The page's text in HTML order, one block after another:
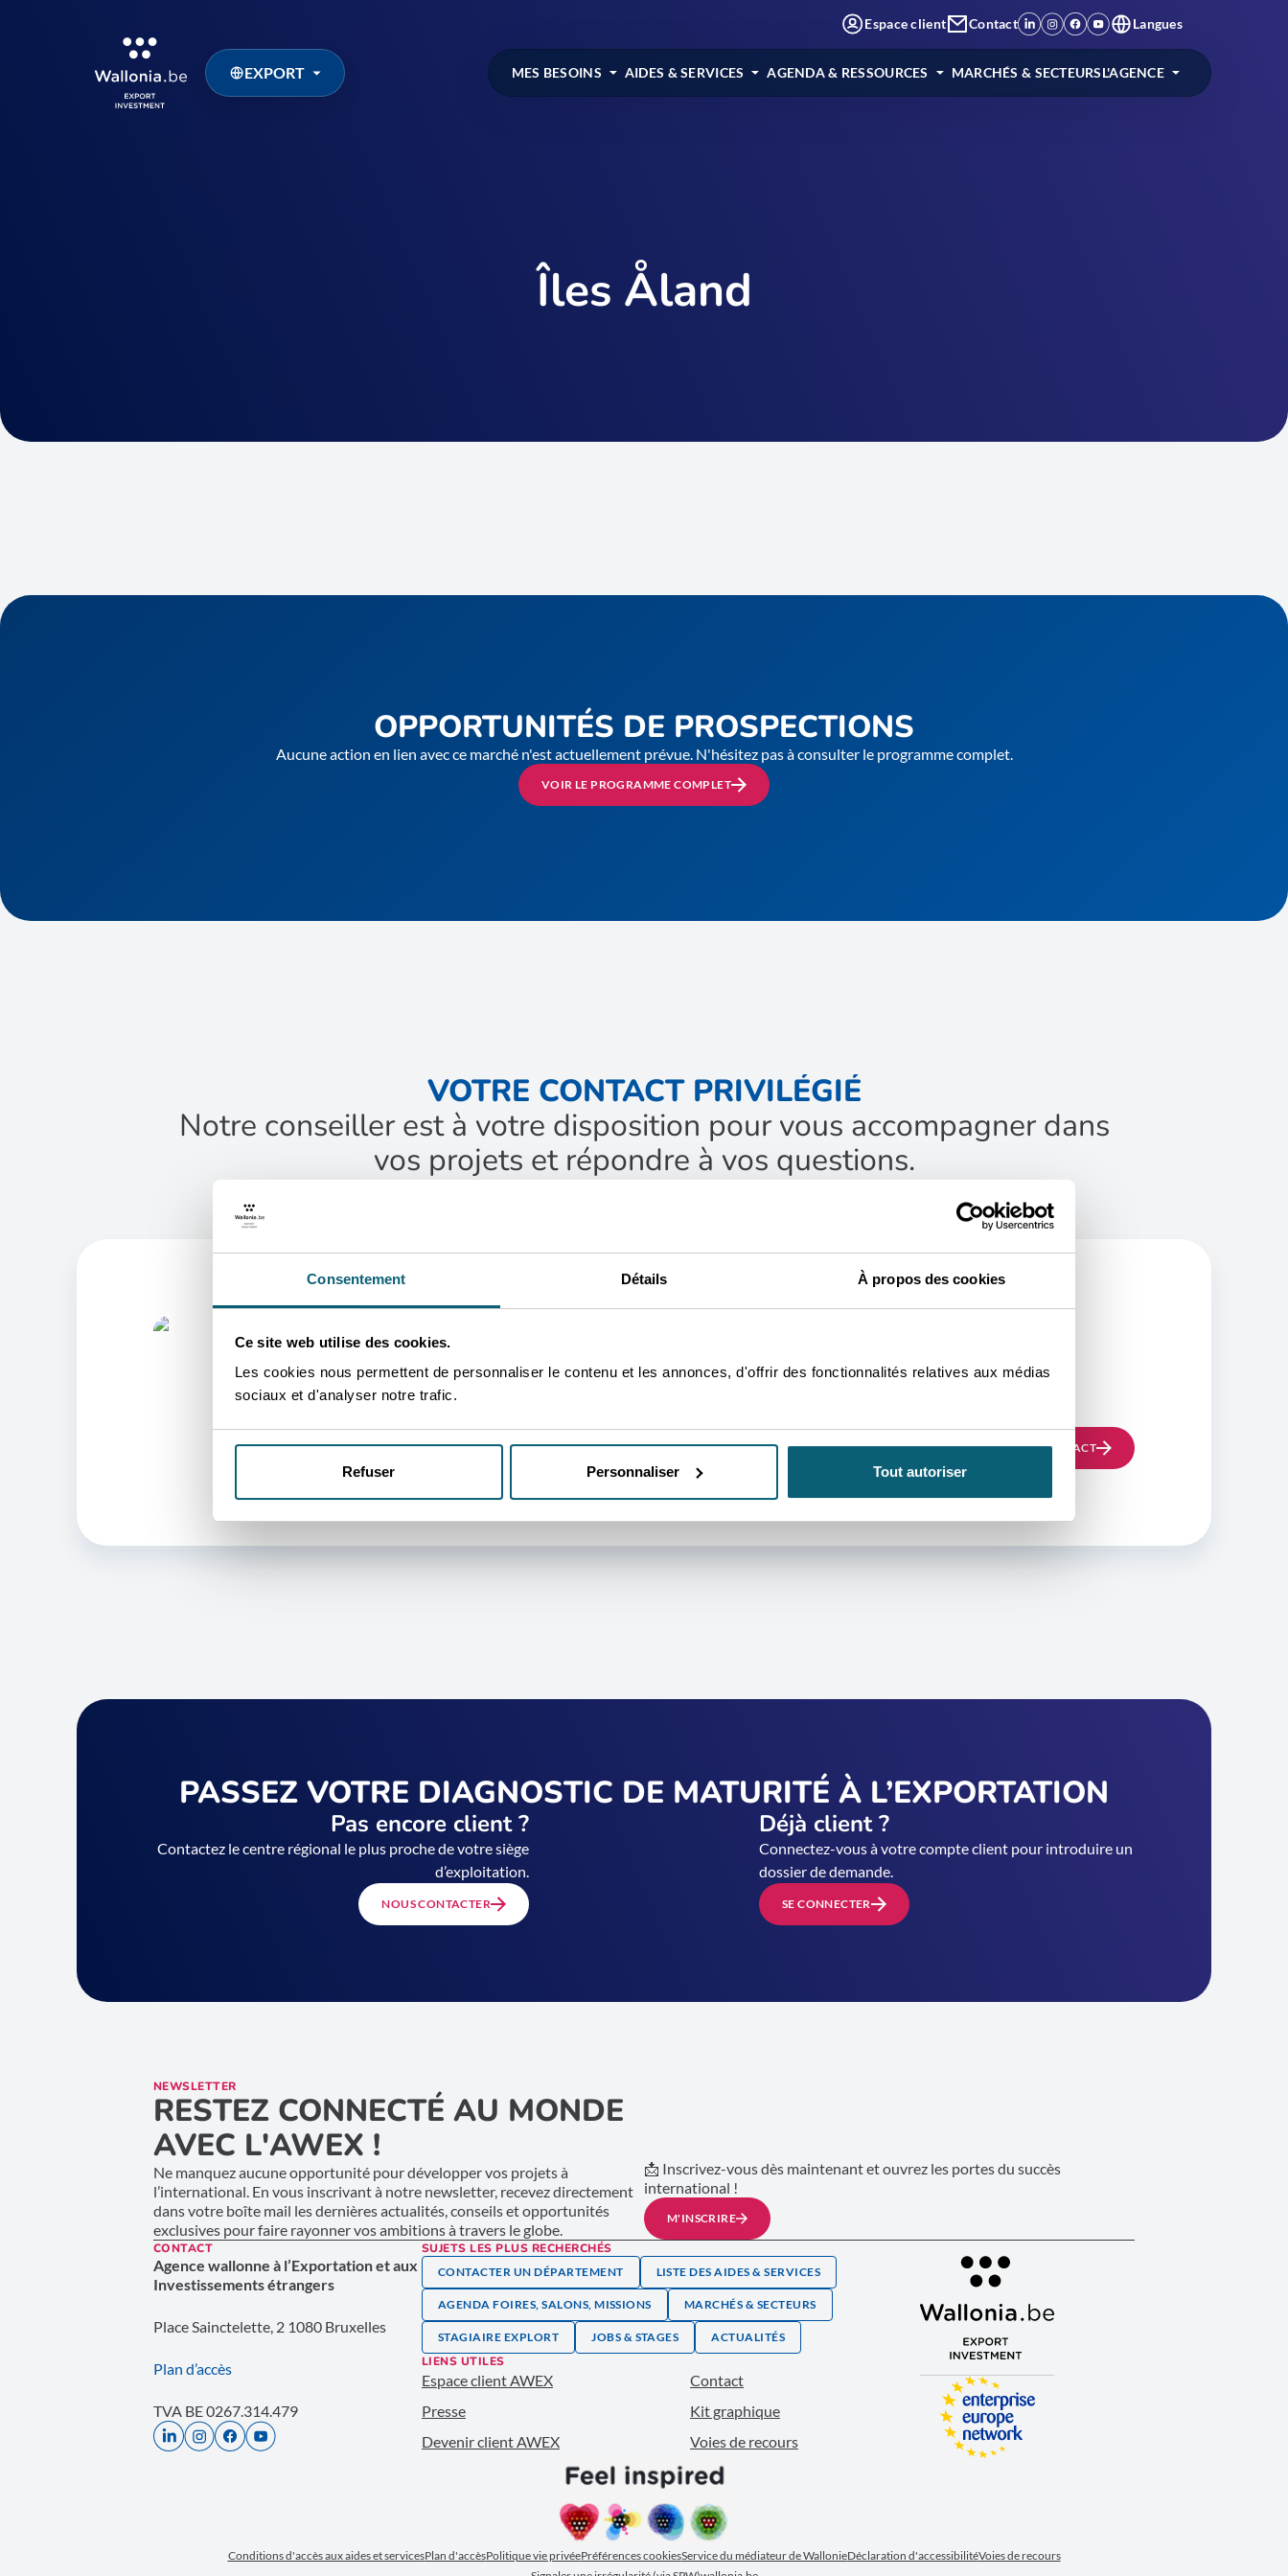
Consentement Détails À propos des cookies
Ce site web utilise des cookies.
Les cookies nous permettent de personnaliser le contenu et les annonces, d'offrir des fonctionnalités relatives aux médias
sociaux et d'analyser notre trafic.
Refuser Personnaliser Tout autoriser
EXPORT
Espace client Contact Langues
MES BESOINS AIDES & SERVICES AGENDA & RESSOURCES MARCHÉS & SECTEURSL'AGENCE
Îles Åland
OPPORTUNITÉS DE PROSPECTIONS
Aucune action en lien avec ce marché n'est actuellement prévue. N'hésitez pas à consulter le programme complet.
VOIR LE PROGRAMME COMPLET
VOTRE CONTACT PRIVILÉGIÉ
Notre conseiller est à votre disposition pour vous accompagner dans
vos projets et répondre à vos questions.
L'UN DE NOS CONSEILLERS POURRA
VOUS AIDER
PRENDRE CONTACT
PASSEZ VOTRE DIAGNOSTIC DE MATURITÉ À L’EXPORTATION
Pas encore client ?
Contactez le centre régional le plus proche de votre siège
d’exploitation.
NOUS CONTACTER
Déjà client ?
Connectez-vous à votre compte client pour introduire un
dossier de demande.
SE CONNECTER
NEWSLETTER
RESTEZ CONNECTÉ AU MONDE
AVEC L'AWEX !
Ne manquez aucune opportunité pour développer vos projets à
l’international. En vous inscrivant à notre newsletter, recevez directement
dans votre boîte mail les dernières actualités, conseils et opportunités
exclusives pour faire rayonner vos ambitions à travers le globe.
📩 Inscrivez-vous dès maintenant et ouvrez les portes du succès
international !
M'INSCRIRE
CONTACT
Agence wallonne à l’Exportation et aux
Investissements étrangers
Place Sainctelette, 2 1080 Bruxelles
Plan d’accès
TVA BE 0267.314.479
SUJETS LES PLUS RECHERCHÉS
CONTACTER UN DÉPARTEMENT LISTE DES AIDES & SERVICES
AGENDA FOIRES, SALONS, MISSIONS MARCHÉS & SECTEURS
STAGIAIRE EXPLORT JOBS & STAGES ACTUALITÉS
LIENS UTILES
Espace client AWEX
Contact
Presse
Kit graphique
Devenir client AWEX
Voies de recours
Conditions d'accès aux aides et servicesPlan d'accèsPolitique vie privéePréférences cookiesService du médiateur de WallonieDéclaration d'accessibilitéVoies de recours